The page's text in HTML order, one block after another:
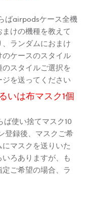
ばairpodsケース全機
けの機種を教えて
ランダムにおまけ
ケースのスタイル
スタイルご選択を
を送ってください
いは布マスク1個
使い捨てマスク10
登録後、マスクご希
マスクを送りいた
ろありますが、も
ご希望の場合、ラ